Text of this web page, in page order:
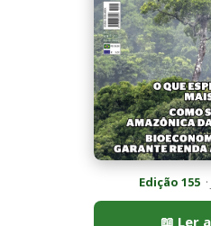
Mais lidas da semana